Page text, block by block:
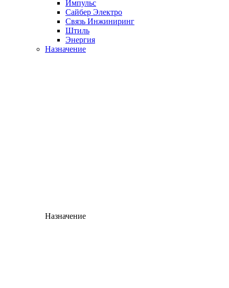
Импульс
Сайбер Электро
Связь Инжиниринг
Штиль
Энергия
Назначение
Назначение